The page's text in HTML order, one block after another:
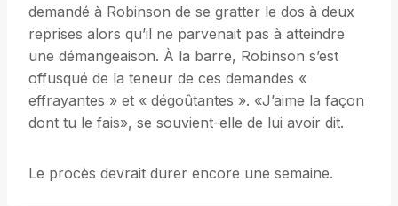
demandé à Robinson de se gratter le dos à deux
reprises alors qu’il ne parvenait pas à atteindre
une démangeaison. À la barre, Robinson s’est
offusqué de la teneur de ces demandes «
effrayantes » et « dégoûtantes ». «J’aime la façon
dont tu le fais», se souvient-elle de lui avoir dit.
Le procès devrait durer encore une semaine.